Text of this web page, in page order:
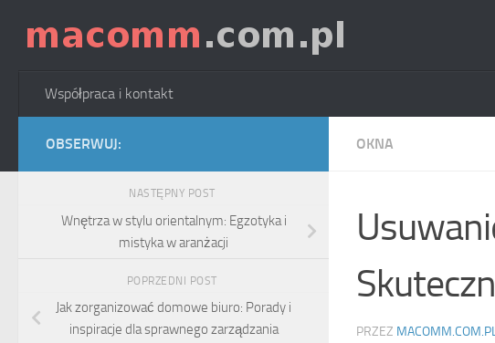
Skip to content
Współpraca i kontakt
OKNA
PRZEZ
OBSERWUJ:
NASTĘPNY POST
Wnętrza w stylu orientalnym: Egzotyka i
mistyka w aranżacji
POPRZEDNI POST
Jak zorganizować domowe biuro: Porady i
inspiracje dla sprawnego zarządzania